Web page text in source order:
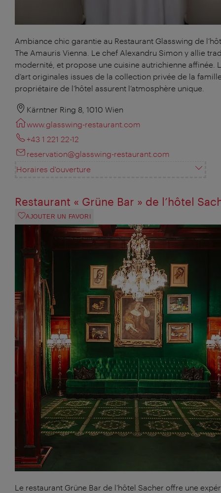
Ambiance chic garantie au Restaurant Glasswing de
The Amauris Vienna. Le chef Alexandru Simon y allie
modernité, et propose une cuisine autrichienne affinée.
d’art originales issues de la collection privée de la
propriétaire de l’hôtel assurent l’atmosphère unique.
Kärntner Ring 8, 1010 Wien
www.glasswing-restaurant.com
+43 1 221 22-12
reservation@glasswing-restaurant.com
Horaires d'ouverture
Restaurant « Grüne Bar » de l’hôtel
AJOUTER UN FAVORI
Le restaurant Grüne Bar de l’hôtel Sacher offre une